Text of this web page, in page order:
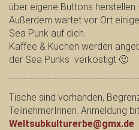
über eigene Buttons herstellen
Außerdem wartet vor Ort
Sea Punk auf dich.
Kaffee & Kuchen werden
der Sea Punks verköstigt 🙂
Tische sind vorhanden,
TeilnehmerInnen. Anmeldung
Weltsubkulturerbe@gmx.de